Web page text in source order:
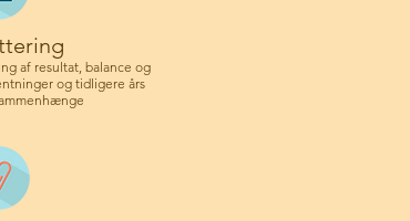
af resultat, balance og
og tidligere års